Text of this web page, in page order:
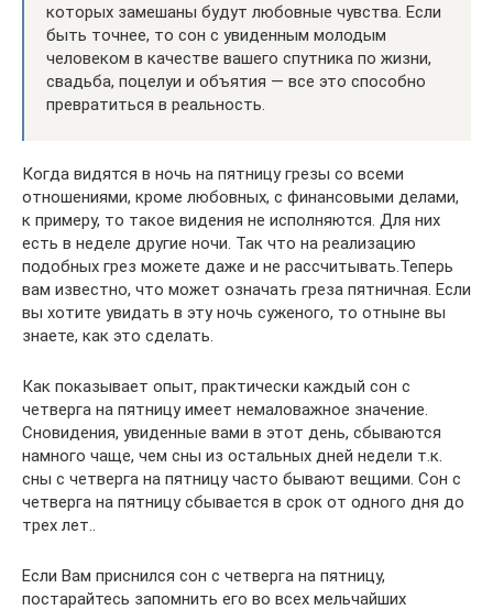
которых замешаны будут любовные чувства. Если
быть точнее, то сон с увиденным молодым
человеком в качестве вашего спутника по жизни,
свадьба, поцелуи и объятия — все это способно
превратиться в реальность.
Когда видятся в ночь на пятницу грезы со всеми
отношениями, кроме любовных, с финансовыми делами,
к примеру, то такое видения не исполняются. Для них
есть в неделе другие ночи. Так что на реализацию
подобных грез можете даже и не рассчитывать.Теперь
вам известно, что может означать греза пятничная. Если
вы хотите увидать в эту ночь суженого, то отныне вы
знаете, как это сделать.
Как показывает опыт, практически каждый сон с
четверга на пятницу имеет немаловажное значение.
Сновидения, увиденные вами в этот день, сбываются
намного чаще, чем сны из остальных дней недели т.к.
сны с четверга на пятницу часто бывают вещими. Сон с
четверга на пятницу сбывается в срок от одного дня до
трех лет..
Если Вам приснился сон с четверга на пятницу,
постарайтесь запомнить его во всех мельчайших